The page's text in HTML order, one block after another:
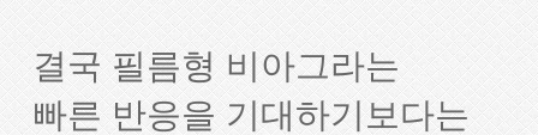
결국 필름형 비아그라는
빠른 반응을 기대하기보다는